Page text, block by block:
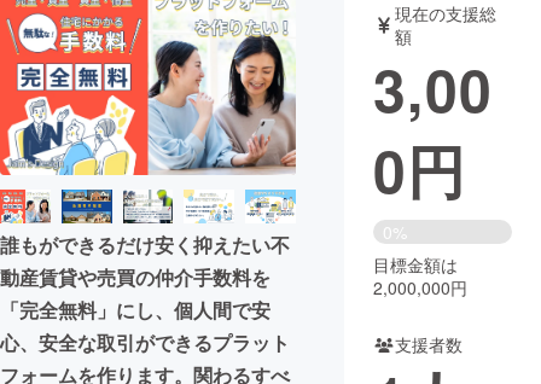
テクノロジー・ガジェット
映像・映画 書籍・雑誌
ビジネス・起業 チャレンジ
まちづくり・地域活性化
CAMPFIRE for Social Good
CAMPFIRE Creation
CAMPFIREふるさと納税machi-ya コミュニティ
誰もができるだけ安く抑えたい不
動産賃貸や売買の仲介手数料を
「完全無料」にし、個人間で安
心、安全な取引ができるプラット
フォームを作ります。関わるすべ
現在の支援総
額
3,00
0円
0%
目標金額は
2,000,000円
支援者数